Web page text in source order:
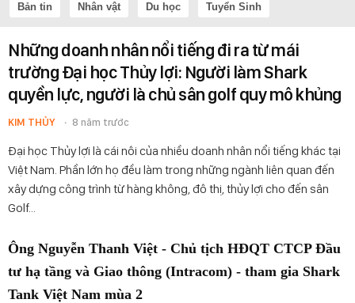
Bản tin Nhân vật Du học Tuyển Sinh
Những doanh nhân nổi tiếng đi ra từ mái
trường Đại học Thủy lợi: Người làm Shark
quyền lực, người là chủ sân golf quy mô khủng
KIM THỦY 8 năm trước
Đại học Thủy lợi là cái nôi của nhiều doanh nhân nổi tiếng khác tại
Việt Nam. Phần lớn họ đều làm trong những ngành liên quan đến
xây dựng công trình từ hàng không, đô thị, thủy lợi cho đến sân
Golf...
Ông Nguyễn Thanh Việt - Chủ tịch HĐQT CTCP Đầu
tư hạ tầng và Giao thông (Intracom) - tham gia Shark
Tank Việt Nam mùa 2